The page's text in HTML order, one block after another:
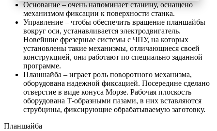
Основание – очень напоминает станину, оснащено
механизмом фиксации к поверхности станка.
Управление – чтобы обеспечить вращение планшайбы
вокруг оси, устанавливается электродвигатель.
Новейшие фрезерные системы с ЧПУ, на которых
установлены такие механизмы, отличающиеся своей
конструкцией, они работают по специально заданной
программе.
Планшайба – играет роль поворотного механизма,
оборудована надежной фиксацией. Посередине сделано
отверстие в виде конуса Морзе. Рабочая плоскость
оборудована Т-образными пазами, в них вставляются
струбцины, фиксирующие обрабатываемую заготовку.
Планшайба